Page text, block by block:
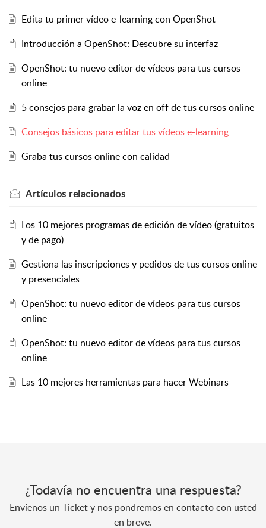
Edita tu primer vídeo e-learning con OpenShot
Introducción a OpenShot: Descubre su interfaz
OpenShot: tu nuevo editor de vídeos para tus cursos
online
5 consejos para grabar la voz en off de tus cursos online
Consejos básicos para editar tus vídeos e-learning
Graba tus cursos online con calidad
Artículos relacionados
Los 10 mejores programas de edición de vídeo (gratuitos
y de pago)
Gestiona las inscripciones y pedidos de tus cursos online
y presenciales
OpenShot: tu nuevo editor de vídeos para tus cursos
online
OpenShot: tu nuevo editor de vídeos para tus cursos
online
Las 10 mejores herramientas para hacer Webinars
¿Todavía no encuentra una respuesta?
Envíenos un Ticket y nos pondremos en contacto con usted
en breve.